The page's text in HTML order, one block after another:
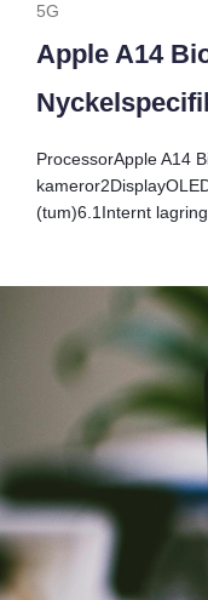
5G
Apple A14
ProcessorApple A14
kameror2Display
(tum)6.1 Internt